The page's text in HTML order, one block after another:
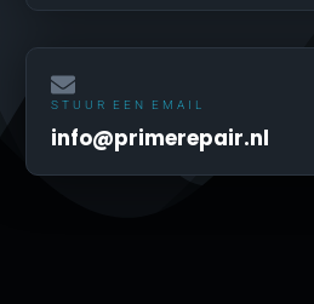
STUUR EEN EMAIL
info@primerepair.nl